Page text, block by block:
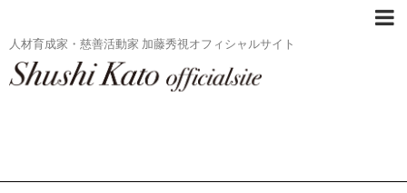
人材育成家・慈善活動家 加藤秀視オフィシャルサイト